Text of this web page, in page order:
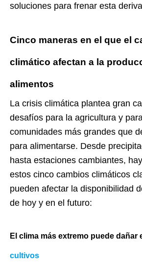
soluciones para frenar esta
Cinco maneras en el que el
climático afectan a la
alimentos
La crisis climática plantea gran
desafíos para la agricultura y
comunidades más grandes que
para alimentarse. Desde
hasta estaciones cambiantes,
estos cinco cambios climáticos
pueden afectar la disponibilidad
de hoy y en el futuro:
El clima más extremo puede dañar
cultivos